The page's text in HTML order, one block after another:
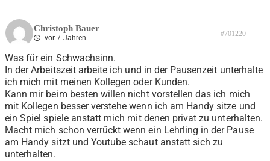
Christoph Bauer
vor 7 Jahren #701220
Was für ein Schwachsinn.
In der Arbeitszeit arbeite ich und in der Pausenzeit unterhalte
ich mich mit meinen Kollegen oder Kunden.
Kann mir beim besten willen nicht vorstellen das ich mich
mit Kollegen besser verstehe wenn ich am Handy sitze und
ein Spiel spiele anstatt mich mit denen privat zu unterhalten.
Macht mich schon verrückt wenn ein Lehrling in der Pause
am Handy sitzt und Youtube schaut anstatt sich zu
unterhalten.